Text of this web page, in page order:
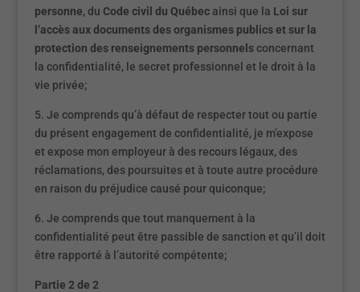
personne, du Code civil du Québecainsi que la Loi sur
l’accès aux documents des organismes publics et sur la
protection des renseignements personnelsconcernant
la confidentialité, le secret professionnel et le droit à la
vie privée;
5. Je comprends qu’à défaut de respecter tout ou partie
du présent engagement de confidentialité, je m’expose
et expose mon employeur à des recours légaux, des
réclamations, des poursuites et à toute autre procédure
en raison du préjudice causé pour quiconque;
6. Je comprends que tout manquement à la
confidentialité peut être passible de sanction et qu’il doit
être rapporté à l’autorité compétente;
Partie 2 de 2